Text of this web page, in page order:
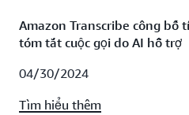
Amazon Transcribe công bố
tóm tắt cuộc gọi do AI hỗ trợ
04/30/2024
Tìm hiểu thêm